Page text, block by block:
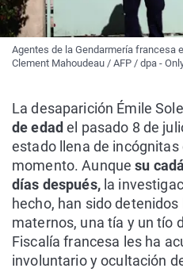
Agentes de la Gendarmería francesa
Clement Mahoudeau / AFP / dpa -
La desaparición Émile
de edadel pasado 8 de
estado llena de
momento. Aunquesu
días después,la
hecho, han sido
maternos, una tía y un tío
Fiscalía francesa les ha
involuntario y ocultación